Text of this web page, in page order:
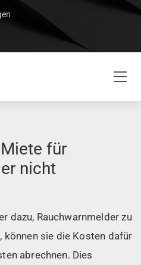
für
nicht
dazu, Rauchwarnmelder zu
können sie die Kosten dafür
abrechnen. Dies